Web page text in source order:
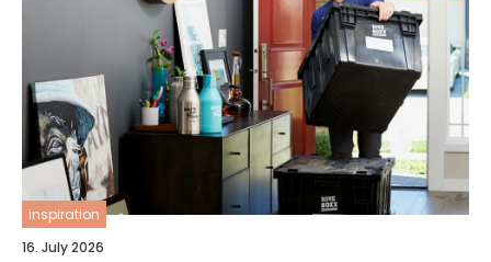
inspiration
16. July 2026